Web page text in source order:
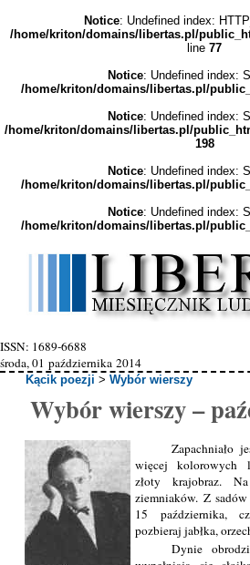
Notice: Undefined index:
/home/kriton/domains/libertas.pl/
line 77
Notice: Undefined index:
/home/kriton/domains/libertas.pl/
Notice: Undefined index:
/home/kriton/domains/libertas.pl/
198
Notice: Undefined index:
/home/kriton/domains/libertas.pl/
Notice: Undefined index:
/home/kriton/domains/libertas.pl/
ISSN: 1689-6688
środa, 01 października 2014
Kącik poezji >Wybór wierszy
Wybór wierszy –
Zapachniało
więcej kolorowych
złoty krajobraz.
ziemniaków. Z
15 października,
pozbieraj jabłka,
Dynie